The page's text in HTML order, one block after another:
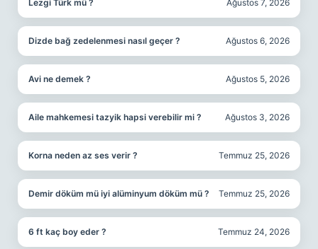
Lezgi Türk mü ? Ağustos 7, 2026
Dizde bağ zedelenmesi nasıl geçer ? Ağustos 6, 2026
Avi ne demek ? Ağustos 5, 2026
Aile mahkemesi tazyik hapsi verebilir mi ? Ağustos 3, 2026
Korna neden az ses verir ? Temmuz 25, 2026
Demir döküm mü iyi alüminyum döküm mü ? Temmuz 25, 2026
6 ft kaç boy eder ? Temmuz 24, 2026